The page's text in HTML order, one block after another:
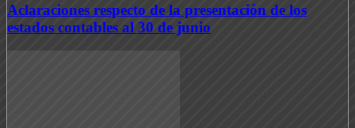
Aclaraciones respecto de la presentación de los
estados contables al 30 de junio